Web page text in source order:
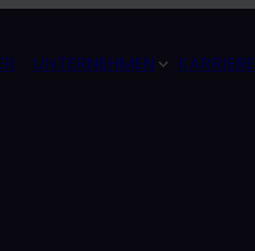
UNTERNEHMEN KARRIERE